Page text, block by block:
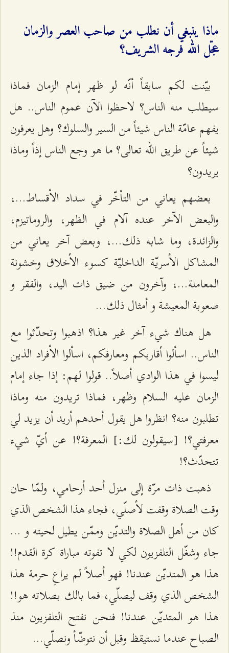
ماذا ينبغي أن نطلب من صاحب العصر والزمان
عجّل الله فرجه الشريف؟
بيّنت لكم سابقاً أنّه لو ظهر إمام الزمان فماذا
سيطلب منه الناس؟ لاحظوا الآن عموم الناس.. هل
يفهم عامّة الناس شيئاً من السير والسلوك؟ وهل يعرفون
شيئاً عن طريق الله تعالى؟ ما هو وجع الناس إذاً وماذا
يريدون؟
بعضهم يعاني من التأخّر في سداد الأقساط...،
والبعض الآخر عنده آلام في الظهر، والروماتيزم،
والزائدة، وما شابه ذلك...، وبعض آخر يعاني من
المشاكل الأسريّة الداخليّة كسوء الأخلاق وخشونة
المعاملة...، وآخرون من ضيق ذات اليد، والفقر و
صعوبة المعيشة و أمثال ذلك...
هل هناك شيء آخر غير هذا؟ اذهبوا وتحدّثوا مع
الناس.. اسألوا أقاربكم ومعارفكم، اسألوا الأفراد الذين
ليسوا في هذا الوادي أصلاً.. قولوا لهم: إذا جاء إمام
الزمان عليه السلام وظهر، فماذا تريدون منه وماذا
تطلبون منه؟ انظروا هل يقول أحدهم أريد أن يزيد لي
معرفتي؟! [سيقولون لك:] المعرفة؟! عن أيّ شيء
تتحدّث؟!
ذهبت ذات مرّة إلى منزل أحد أرحامي، ولمّا حان
وقت الصلاة وقفت لأصلّي، فجاء هذا الشخص الذي
كان من أهل الصلاة والتديّن وممّن يطيل لحيته و ...
جاء وشغّل التلفزيون لكي لا تفوته مباراة كرة القدم!!
هذا هو المتديّن عندنا! فهو أصلاً لم يراعِ حرمة هذا
الشخص الذي وقف ليصلّي، فما بالك بصلاته هو!!
هذا هو المتديّن عندنا! فنحن نفتح التلفزيون منذ
الصباح عندما نستيقظ وقبل أن نتوضّأ ونصلّي...